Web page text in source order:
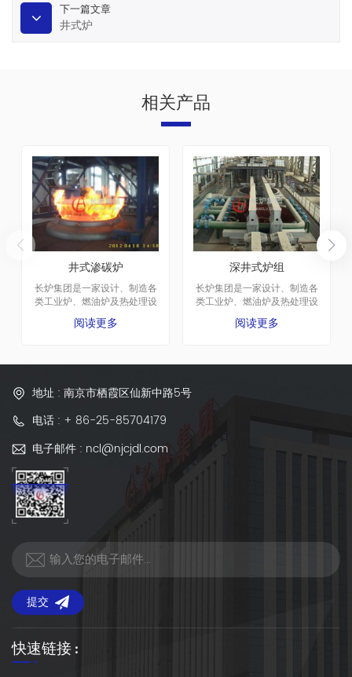
下一篇文章
井式炉
相关产品
井式渗碳炉
长炉集团是一家设计、制造各
类工业炉、燃油炉及热处理设
备的大型企业。厂区建于1975
年，总占地面积65000平方
程技术人员56人。
阅读更多
深井式炉组
长炉集团是一家设计、制造各
类工业炉、燃油炉及热处理设
备的大型企业。厂区建于1975
年，总占地面积65000平方
程技术人员56人。
阅读更多
地址 : 南京市栖霞区仙新中路5号
电话 : + 86-25-85704179
电子邮件 : ncl@njcjdl.com
提交
快速链接 :